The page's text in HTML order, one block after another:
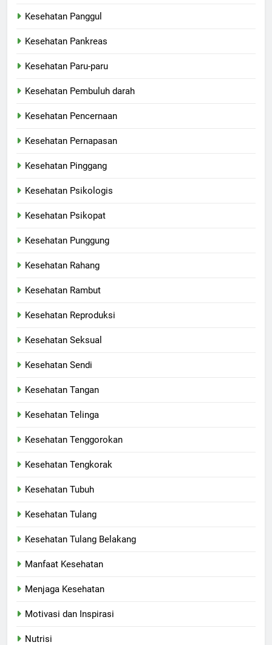
Kesehatan Panggul
Kesehatan Pankreas
Kesehatan Paru-paru
Kesehatan Pembuluh darah
Kesehatan Pencernaan
Kesehatan Pernapasan
Kesehatan Pinggang
Kesehatan Psikologis
Kesehatan Psikopat
Kesehatan Punggung
Kesehatan Rahang
Kesehatan Rambut
Kesehatan Reproduksi
Kesehatan Seksual
Kesehatan Sendi
Kesehatan Tangan
Kesehatan Telinga
Kesehatan Tenggorokan
Kesehatan Tengkorak
Kesehatan Tubuh
Kesehatan Tulang
Kesehatan Tulang Belakang
Manfaat Kesehatan
Menjaga Kesehatan
Motivasi dan Inspirasi
Nutrisi